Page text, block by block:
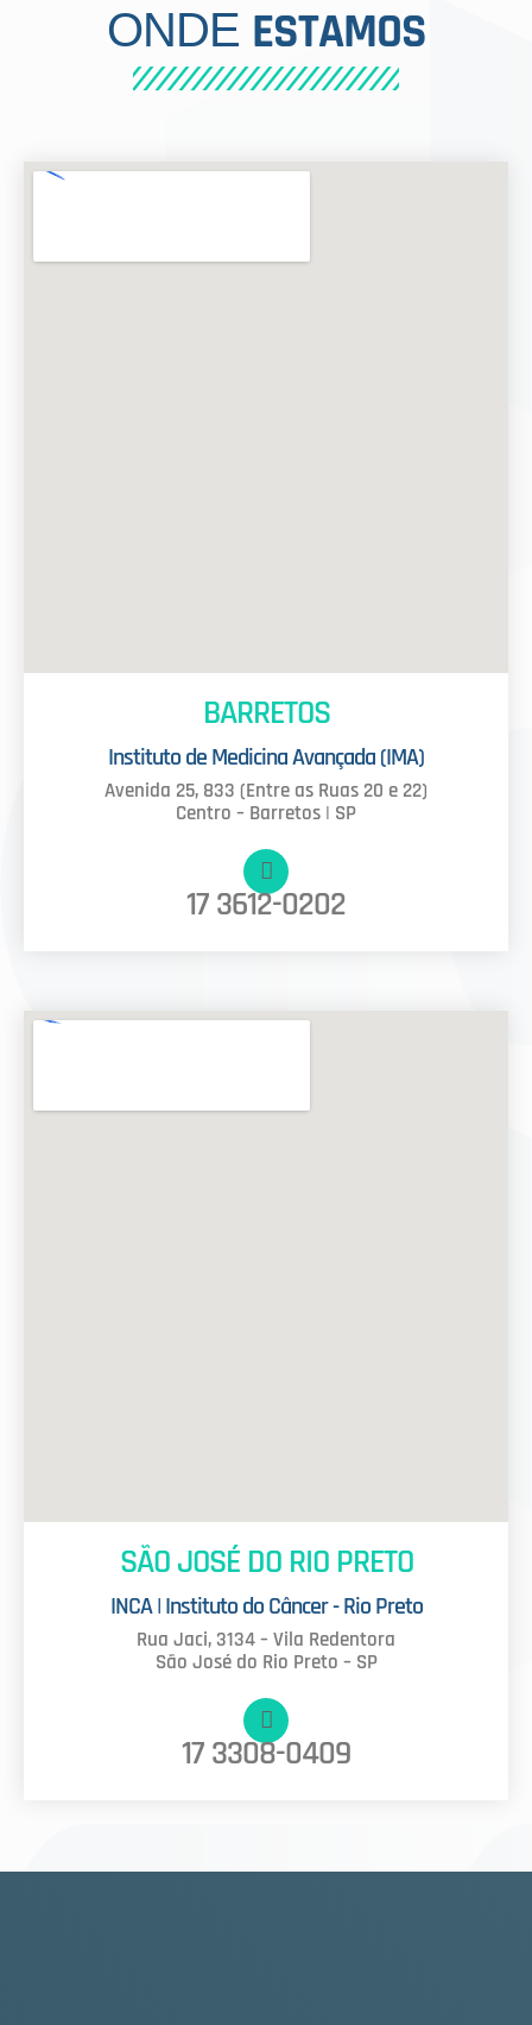
ONDE ESTAMOS
BARRETOS
Instituto de Medicina Avançada (IMA)
Avenida 25, 833 (Entre as Ruas 20 e 22)
Centro – Barretos | SP
17 3612-0202
SÃO JOSÉ DO RIO PRETO
INCA | Instituto do Câncer - Rio Preto
Rua Jaci, 3134 – Vila Redentora
São José do Rio Preto – SP
17 3308-0409